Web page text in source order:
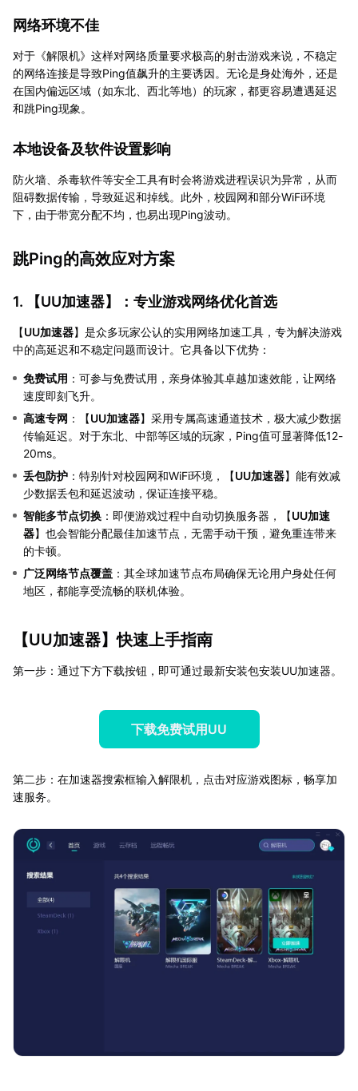
网络环境不佳
对于《解限机》这样对网络质量要求极高的射击游戏来说，不稳定
的网络连接是导致Ping值飙升的主要诱因。无论是身处海外，还是
在国内偏远区域（如东北、西北等地）的玩家，都更容易遭遇延迟
和跳Ping现象。
本地设备及软件设置影响
防火墙、杀毒软件等安全工具有时会将游戏进程误识为异常，从而
阻碍数据传输，导致延迟和掉线。此外，校园网和部分WiFi环境
下，由于带宽分配不均，也易出现Ping波动。
跳Ping的高效应对方案
1. 【UU加速器】：专业游戏网络优化首选
【UU加速器】是众多玩家公认的实用网络加速工具，专为解决游戏
中的高延迟和不稳定问题而设计。它具备以下优势：
免费试用 ：可参与免费试用，亲身体验其卓越加速效能，让网络
速度即刻飞升。
高速专网 ：【UU加速器】采用专属高速通道技术，极大减少数据
传输延迟。对于东北、中部等区域的玩家，Ping值可显著降低12-
20ms。
丢包防护 ：特别针对校园网和WiFi环境，【UU加速器】能有效减
少数据丢包和延迟波动，保证连接平稳。
智能多节点切换 ：即便游戏过程中自动切换服务器，【UU加速
器】也会智能分配最佳加速节点，无需手动干预，避免重连带来
的卡顿。
广泛网络节点覆盖 ：其全球加速节点布局确保无论用户身处任何
地区，都能享受流畅的联机体验。
【UU加速器】快速上手指南
第一步：通过下方下载按钮，即可通过最新安装包安装UU加速器。
下载免费试用UU
第二步：在加速器搜索框输入解限机，点击对应游戏图标，畅享加
速服务。